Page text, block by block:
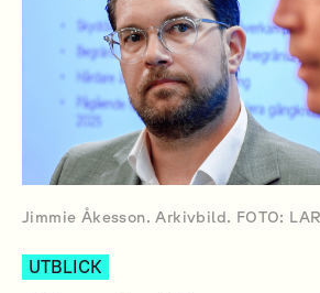
Jimmie Åkesson. Arkivbild. FOTO:
UTBLICK